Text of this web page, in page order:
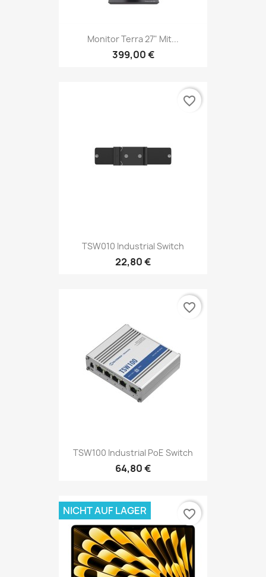
Monitor Terra 27" Mit...
399,00 €
TSW010 Industrial Switch
22,80 €
favorite_border
TSW100 Industrial PoE Switch
64,80 €
favorite_border
NICHT AUF LAGER favorite_border